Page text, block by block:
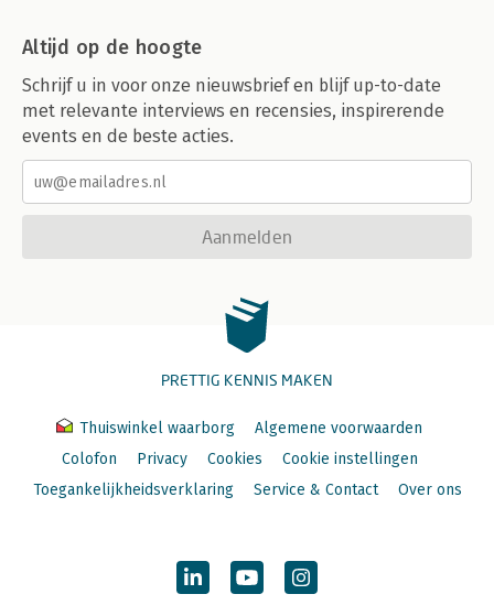
Altijd op de hoogte
Schrijf u in voor onze nieuwsbrief en blijf up-to-date
met relevante interviews en recensies, inspirerende
events en de beste acties.
Aanmelden
PRETTIG KENNIS MAKEN
Thuiswinkel waarborg
Algemene voorwaarden
Colofon
Privacy Cookies
Cookie instellingen
Toegankelijkheidsverklaring
Service & Contact Over ons